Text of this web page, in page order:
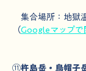
集合場所：地獄
（Googleマップで
⑪杵島岳・烏帽子